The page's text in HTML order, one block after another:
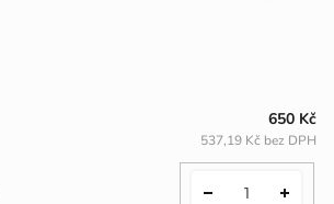
650 Kč
537,19 Kč bez DPH